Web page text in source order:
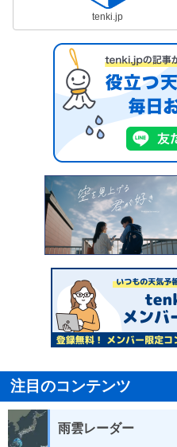
tenki.jp
注目のコンテンツ
雨雲レーダー